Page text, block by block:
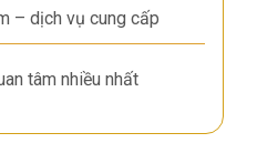
– dịch vụ cung cấp
tâm nhiều nhất